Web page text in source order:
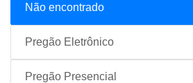
Não encontrado
Pregão Eletrônico
Pregão Presencial